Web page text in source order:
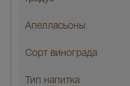
Апелласьоны
Сорт винограда
Тип напитка